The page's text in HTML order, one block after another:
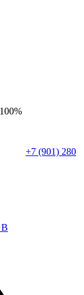
В
+7 (901) 280